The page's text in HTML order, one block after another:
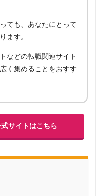
ても、あなたにとって
ます。
などの転職関連サイト
く集めることをおすす
式サイトはこちら